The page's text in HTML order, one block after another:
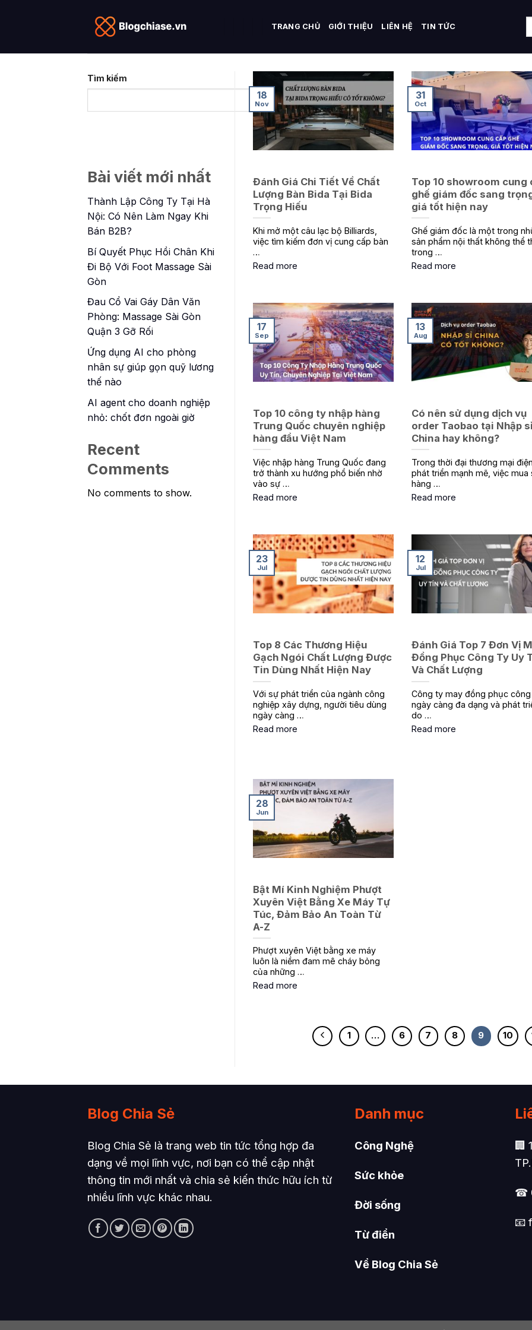
TRANG CHỦ GIỚI THIỆU LIÊN HỆ TIN TỨC
Tìm kiếm
Bài viết mới nhất
Thành Lập Công Ty Tại Hà
Nội: Có Nên Làm Ngay Khi
Bán B2B?
Bí Quyết Phục Hồi Chân Khi
Đi Bộ Với Foot Massage Sài
Gòn
Đau Cổ Vai Gáy Dân Văn
Phòng: Massage Sài Gòn
Quận 3 Gỡ Rối
Ứng dụng AI cho phòng
nhân sự giúp gọn quỹ lương
thế nào
AI agent cho doanh nghiệp
nhỏ: chốt đơn ngoài giờ
Recent
Comments
No comments to show.
Đánh Giá Chi Tiết Về Chất
Lượng Bàn Bida Tại Bida
Trọng Hiếu
Khi mở một câu lạc bộ Billiards,
việc tìm kiếm đơn vị cung cấp bàn
…
Read more
18
Nov
Top 10 showroom cung
ghế giám đốc sang
giá tốt hiện nay
Ghế giám đốc là một trong
sản phẩm nội thất không thể
trong …
Read more
31
Oct
Top 10 công ty nhập hàng
Trung Quốc chuyên nghiệp
hàng đầu Việt Nam
Việc nhập hàng Trung Quốc đang
trở thành xu hướng phổ biến nhờ
vào sự …
Read more
17
Sep
Có nên sử dụng dịch vụ
order Taobao tại Nhập sỉ
China hay không?
Trong thời đại thương mại
phát triển mạnh mẽ, việc mua
hàng …
Read more
13
Aug
Top 8 Các Thương Hiệu
Gạch Ngói Chất Lượng Được
Tin Dùng Nhất Hiện Nay
Với sự phát triển của ngành công
nghiệp xây dựng, người tiêu dùng
ngày càng …
Read more
23
Jul
Đánh Giá Top 7 Đơn Vị
Đồng Phục Công Ty Uy
Và Chất Lượng
Công ty may đồng phục
ngày càng đa dạng và phát
do …
Read more
12
Jul
Bật Mí Kinh Nghiệm Phượt
Xuyên Việt Bằng Xe Máy Tự
Túc, Đảm Bảo An Toàn Từ
A-Z
Phượt xuyên Việt bằng xe máy
luôn là niềm đam mê cháy bỏng
của những …
Read more
28
Jun
1 … 6 7 8 9 10
Blog Chia Sẻ
Blog Chia Sẻ là trang web tin tức tổng hợp đa
dạng về mọi lĩnh vực, nơi bạn có thể cập nhật
thông tin mới nhất và chia sẻ kiến thức hữu ích từ
nhiều lĩnh vực khác nhau.
Danh mục
Công Nghệ
Sức khỏe
Đời sống
Từ điển
Về Blog Chia Sẻ
🏢
☎
📧